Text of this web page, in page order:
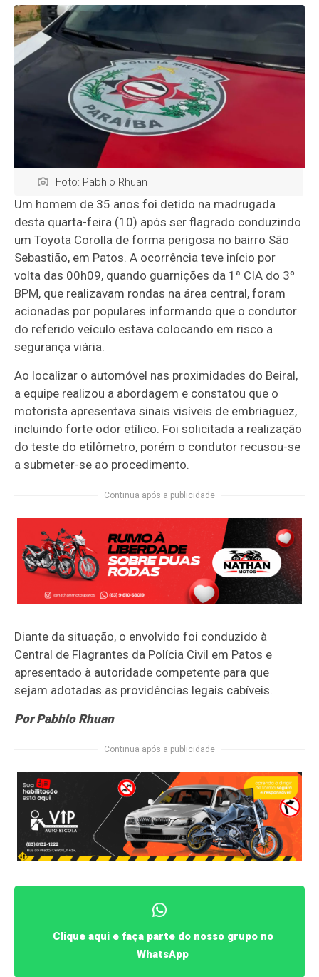
Foto: Pabhlo Rhuan
Um homem de 35 anos foi detido na madrugada
desta quarta-feira (10) após ser flagrado conduzindo
um Toyota Corolla de forma perigosa no bairro São
Sebastião, em Patos. A ocorrência teve início por
volta das 00h09, quando guarnições da 1ª CIA do 3º
BPM, que realizavam rondas na área central, foram
acionadas por populares informando que o condutor
do referido veículo estava colocando em risco a
segurança viária.
Ao localizar o automóvel nas proximidades do Beiral,
a equipe realizou a abordagem e constatou que o
motorista apresentava sinais visíveis de embriaguez,
incluindo forte odor etílico. Foi solicitada a realização
do teste do etilômetro, porém o condutor recusou-se
a submeter-se ao procedimento.
Continua após a publicidade
Diante da situação, o envolvido foi conduzido à
Central de Flagrantes da Polícia Civil em Patos e
apresentado à autoridade competente para que
sejam adotadas as providências legais cabíveis.
Por Pabhlo Rhuan
Continua após a publicidade
Clique aqui e faça parte do nosso grupo no
WhatsApp